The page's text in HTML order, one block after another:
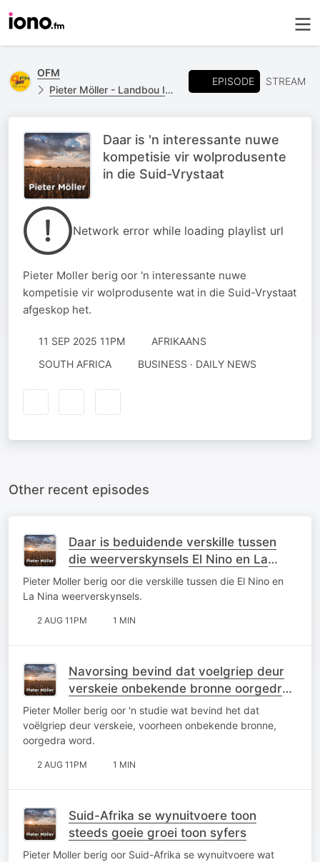
OFM
Pieter Möller - Landbou Insetsels
EPISODE STREAM
Daar is 'n interessante nuwe
kompetisie vir wolprodusente
in die Suid-Vrystaat
Network error while loading playlist url
Pieter Moller berig oor 'n interessante nuwe
kompetisie vir wolprodusente wat in die Suid-Vrystaat
afgeskop het.
11 SEP 2025 11PM
AFRIKAANS
SOUTH AFRICA
BUSINESS · DAILY NEWS
Other recent episodes
Daar is beduidende verskille tussen
die weerverskynsels El Nino en La
Nina
Pieter Moller berig oor die verskille tussen die El Nino en
La Nina weerverskynsels.
2 AUG 11PM 1 MIN
Navorsing bevind dat voelgriep deur
verskeie onbekende bronne oorgedra
word
Pieter Moller berig oor 'n studie wat bevind het dat
voëlgriep deur verskeie, voorheen onbekende bronne,
oorgedra word.
2 AUG 11PM 1 MIN
Suid-Afrika se wynuitvoere toon
steeds goeie groei toon syfers
Pieter Moller berig oor Suid-Afrika se wynuitvoere wat